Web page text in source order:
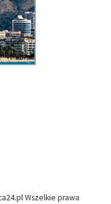
Wszelkie prawa